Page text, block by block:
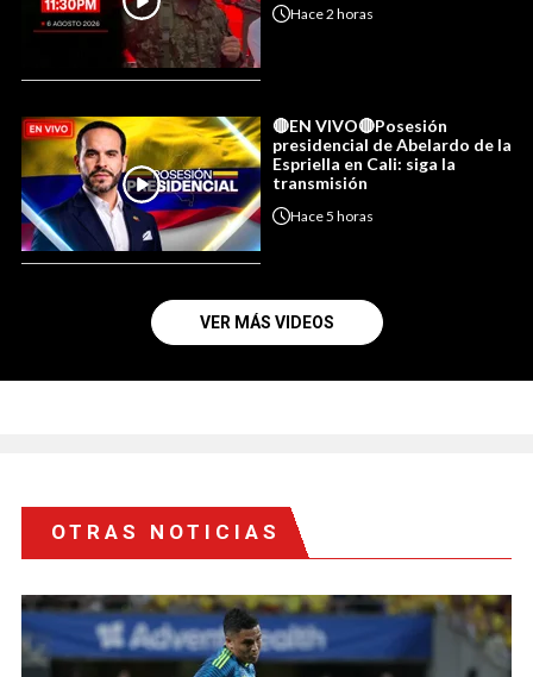
Hace2 horas
🔴EN VIVO🔴Posesión
presidencial de Abelardo de la
Espriella en Cali: siga la
transmisión
Hace5 horas
VER MÁS VIDEOS
OTRAS NOTICIAS